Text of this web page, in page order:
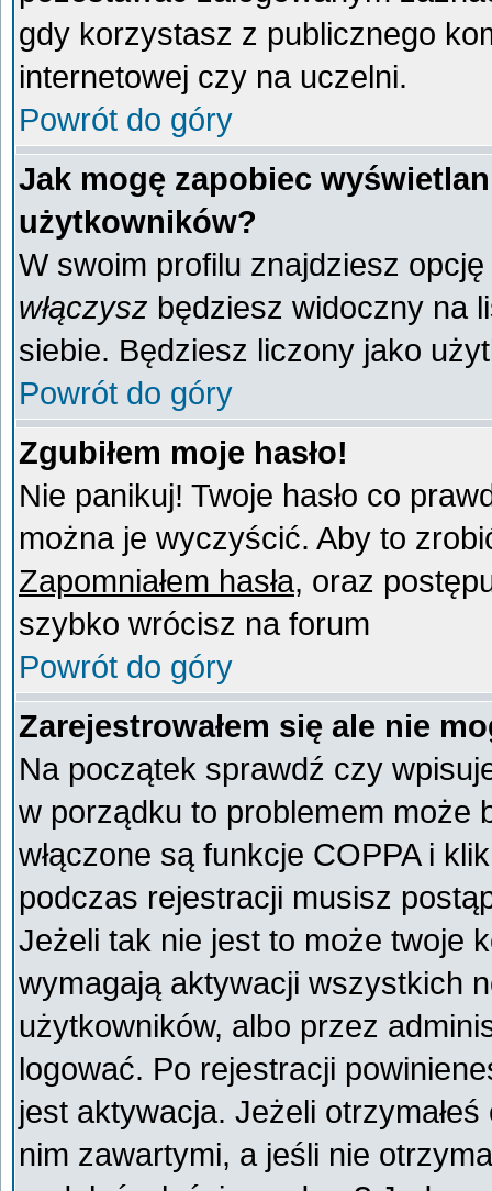
gdy korzystasz z publicznego
internetowej czy na uczelni.
Powrót do góry
Jak mogę zapobiec
użytkowników?
W swoim profilu znajdziesz opcję
włączysz będziesz widoczny na
siebie. Będziesz liczony jako
Powrót do góry
Zgubiłem moje hasło!
Nie panikuj! Twoje hasło co
można je wyczyścić. Aby to
Zapomniałem hasła, oraz
szybko wrócisz na forum
Powrót do góry
Zarejestrowałem się ale nie
Na początek sprawdź czy
w porządku to problemem może
włączone są funkcje COPPA i
podczas rejestracji musisz
Jeżeli tak nie jest to może twoje
wymagają aktywacji wszystkich
użytkowników, albo przez
logować. Po rejestracji
jest aktywacja. Jeżeli
nim zawartymi, a jeśli nie